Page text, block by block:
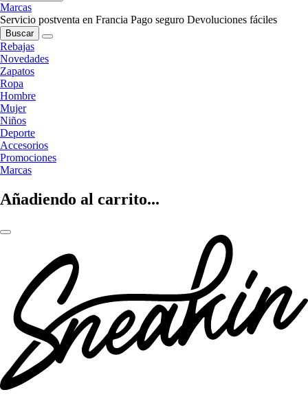
Marcas
Servicio postventa en Francia Pago seguro Devoluciones fáciles
Buscar
Rebajas
Novedades
Zapatos
Ropa
Hombre
Mujer
Niños
Deporte
Accesorios
Promociones
Marcas
Añadiendo al carrito...